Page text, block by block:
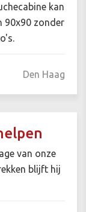
kan
90x90 zonder
Den Haag
van onze
blijft hij